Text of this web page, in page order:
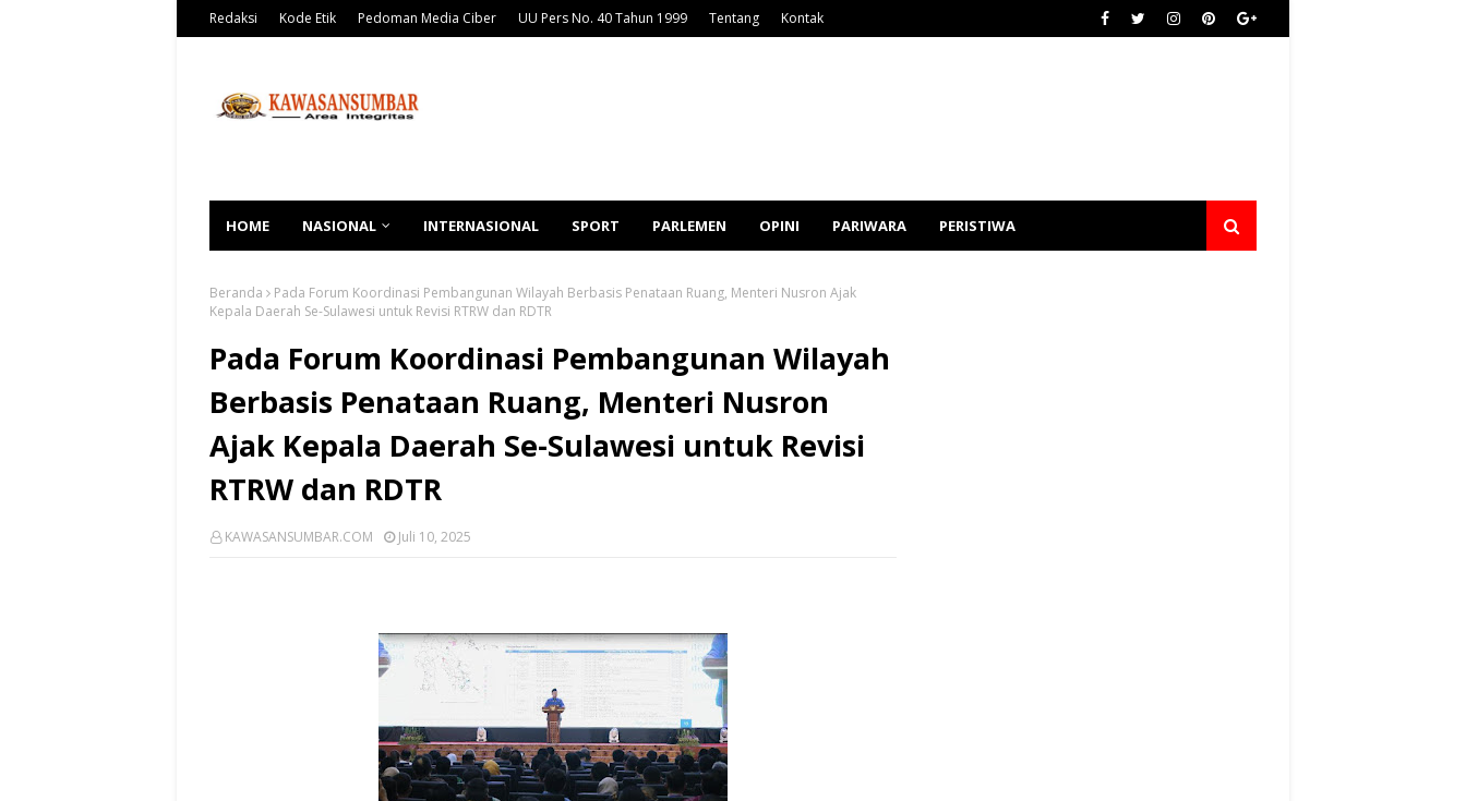
Redaksi Kode Etik Pedoman Media Ciber UU Pers No. 40 Tahun 1999 Tentang Kontak
HOME NASIONAL INTERNASIONAL SPORT PARLEMEN OPINI PARIWARA PERISTIWA
Beranda
Pada Forum Koordinasi Pembangunan Wilayah Berbasis Penataan Ruang, Menteri Nusron Ajak
Kepala Daerah Se-Sulawesi untuk Revisi RTRW dan RDTR
Pada Forum Koordinasi Pembangunan Wilayah
Berbasis Penataan Ruang, Menteri Nusron
Ajak Kepala Daerah Se-Sulawesi untuk Revisi
RTRW dan RDTR
KAWASANSUMBAR.COM Juli 10, 2025